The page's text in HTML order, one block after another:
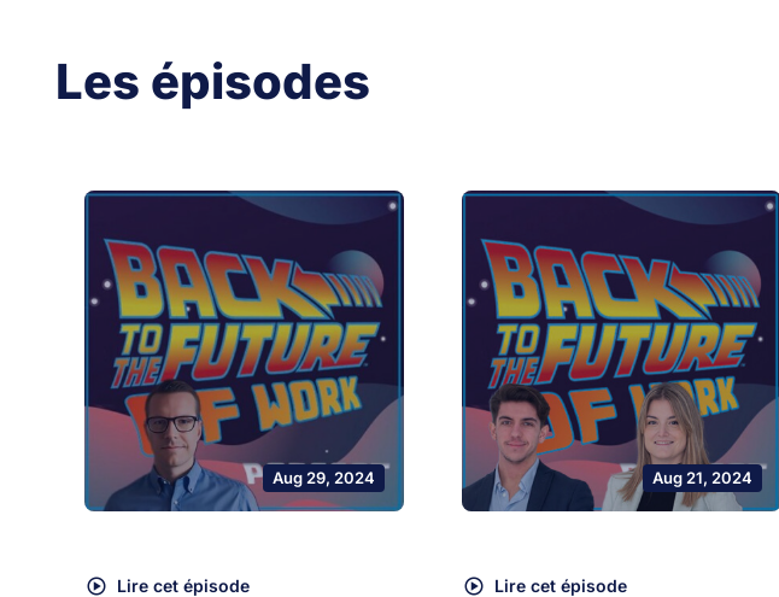
Les épisodes
Aug 29, 2024
Lire cet épisode
Aug 21, 2024
Lire cet épisode